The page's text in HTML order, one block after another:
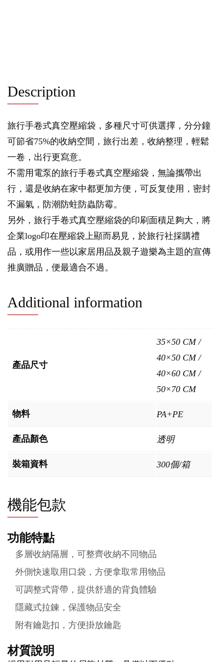
Description
旅行手卷式真空壓縮袋，多種尺寸可供選擇，分分鐘
可節省75%的收納空間，旅行出差，收納整理，輕鬆
一卷，出行更寫意。
不需用電泵的旅行手卷式真空壓縮袋，無論攜帶出
行，還是收納在家中都更加方便，可反复使用，密封
不漏氣，防潮防蛀防蟲防霉。
另外，旅行手卷式真空壓縮袋的印刷面積足夠大，將
企業logo印在壓縮袋上顯而易見，於旅行社採購禮
品，或用作一些以家居用品及親子遊樂為主題的宣傳
推廣贈品，便最適合不過。
Additional information
產品尺寸
35×50 CM /
40×50 CM /
40×60 CM /
50×70 CM
物料 PA+PE
產品顏色 透明
裝箱資料 300個/箱
機能包款
功能特點
多層收納隔層，可整齊收納不同物品
外側快速取用口袋，方便拿取常用物品
可調整式背帶，提供舒適的背負體驗
隱藏式拉鍊，保護物品安全
附有鑰匙扣，方便掛放鑰匙
材質說明